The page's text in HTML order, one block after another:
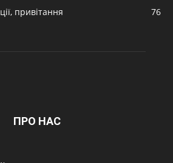
привітання
76
ПРО НАС